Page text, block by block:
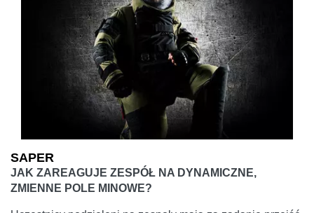
SAPER
JAK ZAREAGUJE ZESPÓŁ NA DYNAMICZNE,
ZMIENNE POLE MINOWE?